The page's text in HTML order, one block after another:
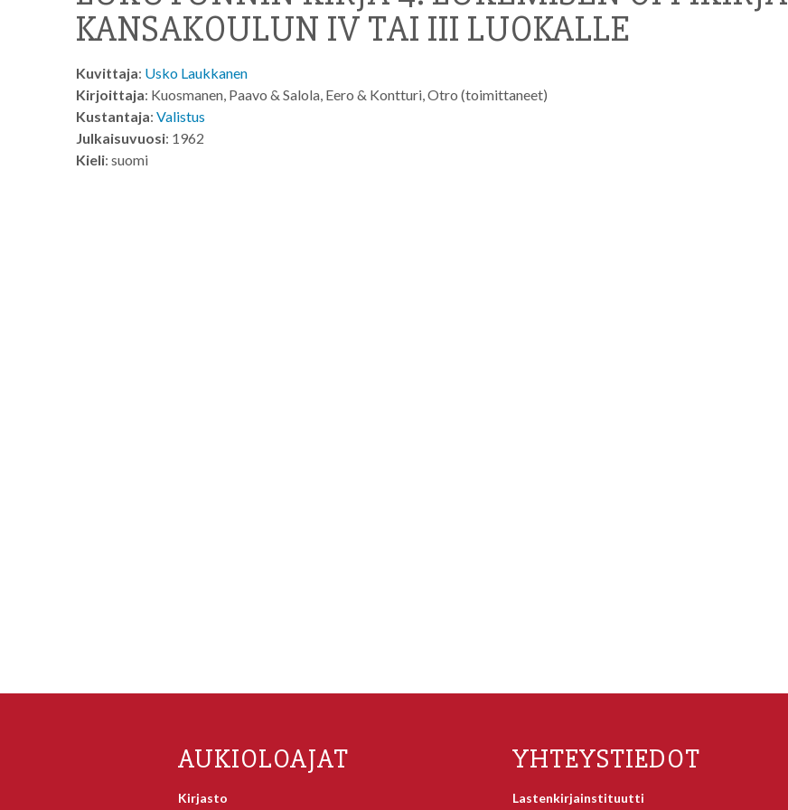
KANSAKOULUN IV TAI III LUOKALLE
Kuvittaja: Usko Laukkanen
Kirjoittaja: Kuosmanen, Paavo & Salola, Eero & Kontturi, Otro (toimittaneet)
Kustantaja: Valistus
Julkaisuvuosi: 1962
Kieli: suomi
AUKIOLOAJAT
Kirjasto
YHTEYSTIEDOT
Lastenkirjainstituutti